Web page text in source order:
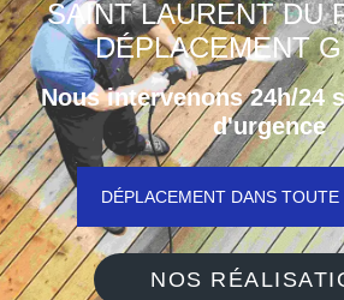
SAINT LAURENT DU
DÉPLACEMENT
Nous intervenons 24h/24
d'urgence
DÉPLACEMENT DANS
NOS